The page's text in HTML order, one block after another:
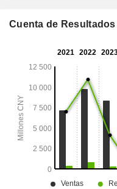
Cuenta de